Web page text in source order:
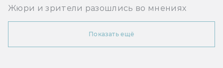
Жюри и зрители разошлись во мнениях
Показать ещё